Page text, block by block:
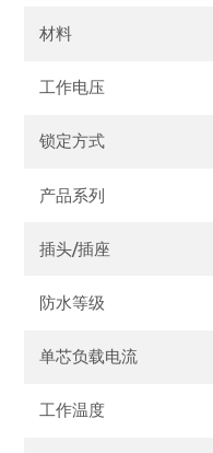
材料
工作电压
锁定方式
产品系列
插头/插座
防水等级
单芯负载电流
工作温度